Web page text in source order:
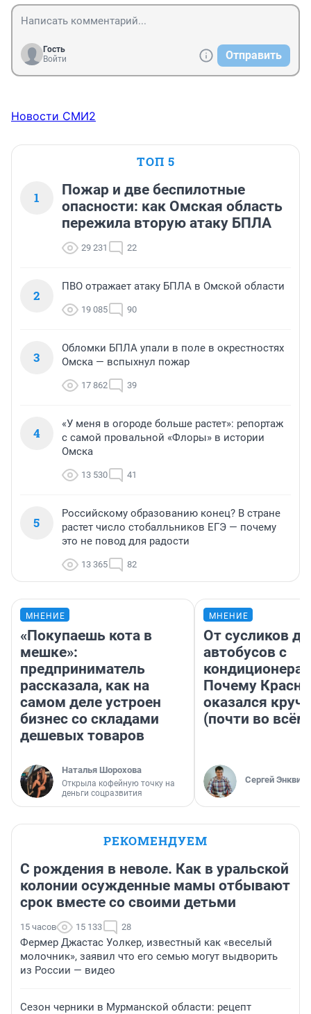
Гость
Войти
Отправить
Новости СМИ2
ТОП 5
1
Пожар и две беспилотные
опасности: как Омская область
пережила вторую атаку БПЛА
29 231 22
2
ПВО отражает атаку БПЛА в Омской области
19 085 90
3
Обломки БПЛА упали в поле в окрестностях
Омска — вспыхнул пожар
17 862 39
4
«У меня в огороде больше растет»: репортаж
с самой провальной «Флоры» в истории
Омска
13 530 41
5
Российскому образованию конец? В стране
растет число стобалльников ЕГЭ — почему
это не повод для радости
13 365 82
МНЕНИЕ
«Покупаешь кота в
мешке»:
предприниматель
рассказала, как на
самом деле устроен
бизнес со складами
дешевых товаров
Наталья Шорохова
Открыла кофейную точку на
деньги соцразвития
МНЕНИЕ
От сусликов до
автобусов с
Почему
оказался
(почти во
Сергей Энквист
РЕКОМЕНДУЕМ
С рождения в неволе. Как в уральской
колонии осужденные мамы отбывают
срок вместе со своими детьми
15 часов 15 133 28
Фермер Джастас Уолкер, известный как «веселый
молочник», заявил что его семью могут выдворить
из России — видео
Сезон черники в Мурманской области: рецепт